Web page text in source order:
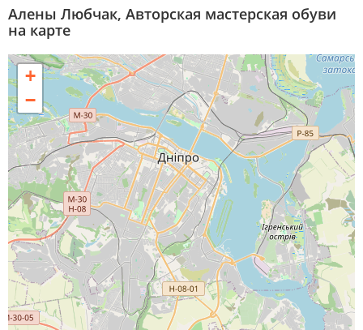
Алены Любчак, Авторская мастерская обуви
на карте
+
−